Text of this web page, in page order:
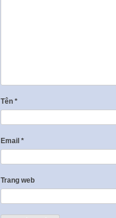
Tên *
Email *
Trang web